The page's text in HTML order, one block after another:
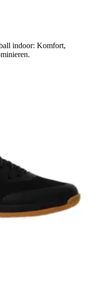
indoor: Komfort,